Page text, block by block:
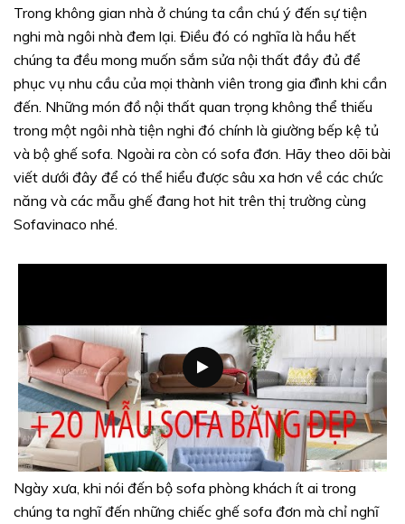
Trong không gian nhà ở chúng ta cần chú ý đến sự tiện
nghi mà ngôi nhà đem lại. Điều đó có nghĩa là hầu hết
chúng ta đều mong muốn sắm sửa nội thất đầy đủ để
phục vụ nhu cầu của mọi thành viên trong gia đình khi cần
đến. Những món đồ nội thất quan trọng không thể thiếu
trong một ngôi nhà tiện nghi đó chính là giường bếp kệ tủ
và bộ ghế sofa. Ngoài ra còn có sofa đơn. Hãy theo dõi bài
viết dưới đây để có thể hiểu được sâu xa hơn về các chức
năng và các mẫu ghế đang hot hit trên thị trường cùng
Sofavinaco nhé.
Ngày xưa, khi nói đến bộ sofa phòng khách ít ai trong
chúng ta nghĩ đến những chiếc ghế sofa đơn mà chỉ nghĩ